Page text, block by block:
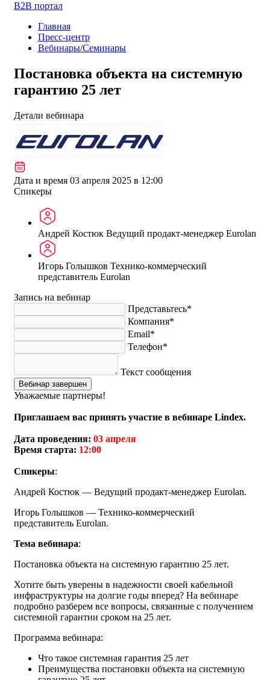
B2B портал
Главная
Пресс-центр
Вебинары/Семинары
Постановка объекта на системную
гарантию 25 лет
Детали вебинара
Дата и время 03 апреля 2025 в 12:00
Спикеры
Андрей Костюк Ведущий продакт-менеджер Eurolan
Игорь Голышков Технико-коммерческий
представитель Eurolan
Запись на вебинар
Представьтесь*
Компания*
Email*
Телефон*
Текст сообщения
Вебинар завершен
Уважаемые партнеры!
Приглашаем вас принять участие в вебинаре Lindex.
Дата проведения: 03 апреля
Время старта: 12:00
Спикеры:
Андрей Костюк — Ведущий продакт-менеджер Eurolan.
Игорь Голышков — Технико-коммерческий
представитель Eurolan.
Тема вебинара:
Постановка объекта на системную гарантию 25 лет.
Хотите быть уверены в надежности своей кабельной
инфраструктуры на долгие годы вперед? На вебинаре
подробно разберем все вопросы, связанные с получением
системной гарантии сроком на 25 лет.
Программа вебинара:
Что такое системная гарантия 25 лет
Преимущества постановки объекта на системную